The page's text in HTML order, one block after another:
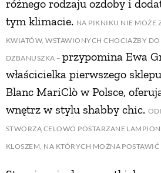
różnego rodzaju ozdoby i
tym klimacie. NA PIKNIKU NIE MOŻE
KWIATÓW, WSTAWIONYCH CHOCIAŻBY
DZBANUSZKA –przypomina Ewa
właścicielka pierwszego
Blanc MariClò w Polsce,
wnętrz w stylu shabby chic.
STWORZĄ CELOWO POSTARZANE
KLOSZEM, NA KTÓRYCH MOŻNA POSTAWIĆ